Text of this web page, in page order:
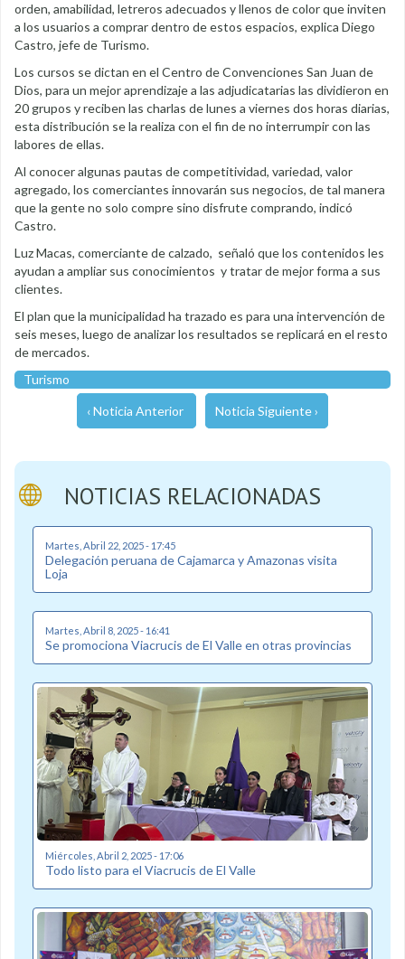
orden, amabilidad, letreros adecuados y llenos de color que inviten
a los usuarios a comprar dentro de estos espacios, explica Diego
Castro, jefe de Turismo.
Los cursos se dictan en el Centro de Convenciones San Juan de
Dios, para un mejor aprendizaje a las adjudicatarias las dividieron en
20 grupos y reciben las charlas de lunes a viernes dos horas diarias,
esta distribución se la realiza con el fin de no interrumpir con las
labores de ellas.
Al conocer algunas pautas de competitividad, variedad, valor
agregado, los comerciantes innovarán sus negocios, de tal manera
que la gente no solo compre sino disfrute comprando, indicó
Castro.
Luz Macas, comerciante de calzado, señaló que los contenidos les
ayudan a ampliar sus conocimientos y tratar de mejor forma a sus
clientes.
El plan que la municipalidad ha trazado es para una intervención de
seis meses, luego de analizar los resultados se replicará en el resto
de mercados.
Turismo
‹ Noticia Anterior Noticia Siguiente ›
NOTICIAS RELACIONADAS
Martes, Abril 22, 2025 - 17:45
Delegación peruana de Cajamarca y Amazonas visita
Loja
Martes, Abril 8, 2025 - 16:41
Se promociona Viacrucis de El Valle en otras provincias
Miércoles, Abril 2, 2025 - 17:06
Todo listo para el Viacrucis de El Valle